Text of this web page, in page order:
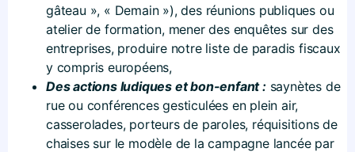
gâteau », « Demain »), des réunions publiques ou
atelier de formation, mener des enquêtes sur des
entreprises, produire notre liste de paradis fiscaux
y compris européens,
Des actions ludiques et bon-enfant :saynètes de
rue ou conférences gesticulées en plein air,
casserolades, porteurs de paroles, réquisitions de
chaises sur le modèle de la campagne lancée par